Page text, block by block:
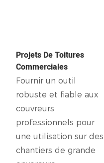
Projets De Toitures
Commerciales
Fournir un outil
robuste et fiable aux
couvreurs
professionnels pour
une utilisation sur des
chantiers de grande